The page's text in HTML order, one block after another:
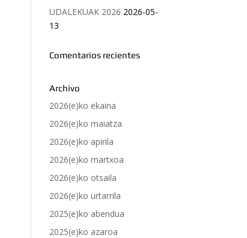
UDALEKUAK 2026 2026-05-
13
Comentarios recientes
Archivo
2026(e)ko ekaina
2026(e)ko maiatza
2026(e)ko apirila
2026(e)ko martxoa
2026(e)ko otsaila
2026(e)ko urtarrila
2025(e)ko abendua
2025(e)ko azaroa